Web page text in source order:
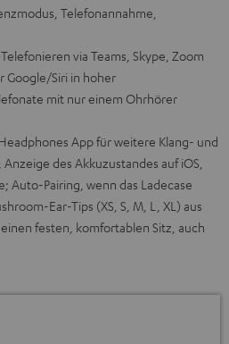
Telefonannahme,
via Teams, Skype, Zoom
Google/Siri in hoher
mit nur einem Ohrhörer
App für weitere Klang- und
des Akkuzustandes auf iOS,
Auto-Pairing, wenn das Ladecase
Ear-Tips (XS, S, M, L, XL) aus
festen, komfortablen Sitz, auch